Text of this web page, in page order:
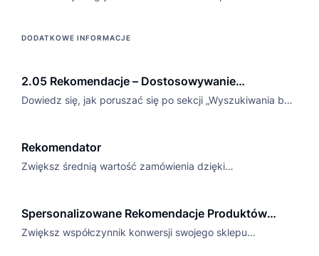
DODATKOWE INFORMACJE
2.05 Rekomendacje – Dostosowywanie
rekomendacji
Dowiedz się, jak poruszać się po sekcji „Wyszukiwania bez
Rekomendator
Zwiększ średnią wartość zamówienia dzięki
Spersonalizowane Rekomendacje Produktów
Oparte na AI
Zwiększ współczynnik konwersji swojego sklepu